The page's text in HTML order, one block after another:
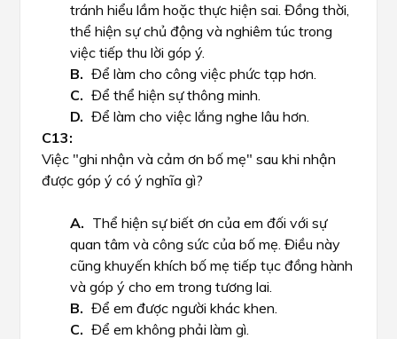
tránh hiểu lầm hoặc thực hiện sai. Đồng thời,
thể hiện sự chủ động và nghiêm túc trong
việc tiếp thu lời góp ý.
Để làm cho công việc phức tạp hơn.
Để thể hiện sự thông minh.
Để làm cho việc lắng nghe lâu hơn.
Việc "ghi nhận và cảm ơn bố mẹ" sau khi nhận
được góp ý có ý nghĩa gì?
Thể hiện sự biết ơn của em đối với sự
quan tâm và công sức của bố mẹ. Điều này
cũng khuyến khích bố mẹ tiếp tục đồng hành
và góp ý cho em trong tương lai.
Để em được người khác khen.
Để em không phải làm gì.